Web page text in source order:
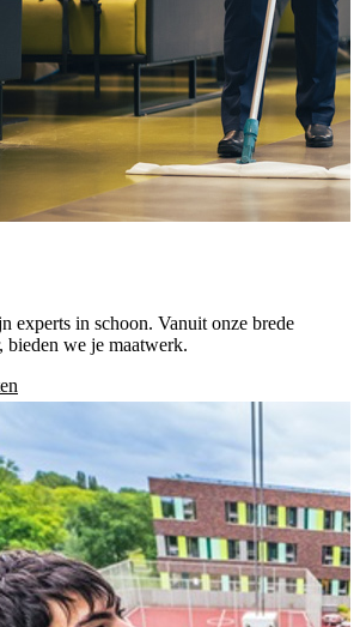
experts in schoon. Vanuit onze brede
bieden we je maatwerk.